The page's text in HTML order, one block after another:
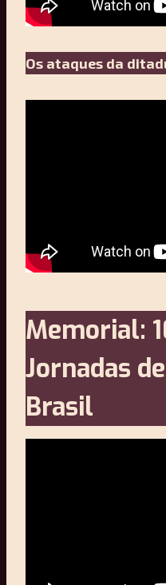
Os ataques da
Memorial:
Jornadas
Brasil